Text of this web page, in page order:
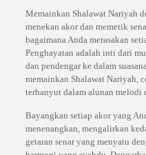
Memainkan Shalawat Nariyah
menekan akor dan memetik
bagaimana Anda merasakan
Penghayatan adalah inti dari
dan pendengar ke dalam
memainkan Shalawat Nariyah,
terhanyut dalam alunan melodi
Bayangkan setiap akor yang
menenangkan, mengalirkan
getaran senar yang menyatu